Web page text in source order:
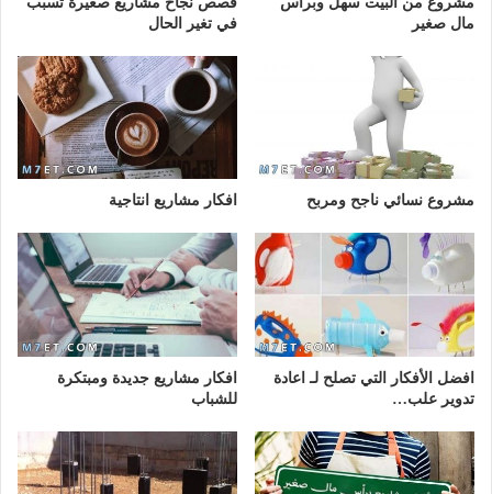
مال صغير
في تغير الحال
مشروع نسائي ناجح ومربح افكار مشاريع انتاجية
افضل الأفكار التي تصلح لـ اعادة
تدوير علب…
افكار مشاريع جديدة ومبتكرة
للشباب